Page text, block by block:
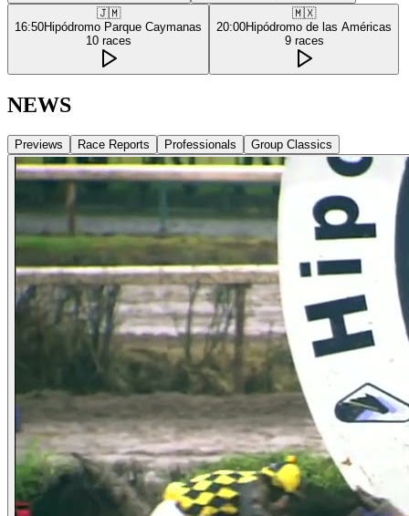
🇯🇲
16:50Hipódromo Parque Caymanas
10 races
🇲🇽
20:00Hipódromo de las Américas
9 races
NEWS
Previews Race Reports Professionals Group Classics